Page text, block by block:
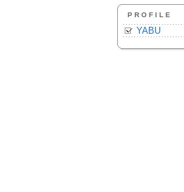
PROFILE
YABU